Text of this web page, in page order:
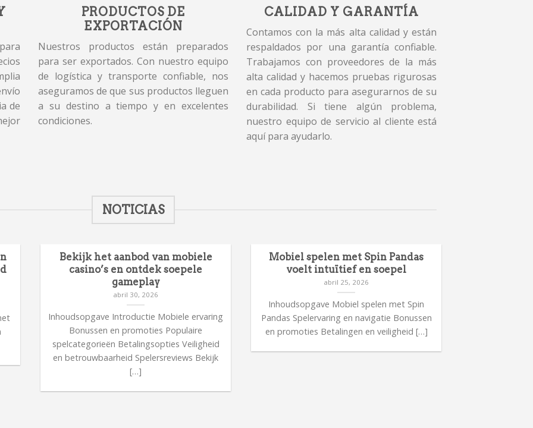
de
PRODUCTOS DE
EXPORTACIÓN
Nuestros productos están preparados
para ser exportados. Con nuestro equipo
de logística y transporte confiable, nos
aseguramos de que sus productos lleguen
a su destino a tiempo y en excelentes
condiciones.
CALIDAD Y GARANTÍA
Contamos con la más alta calidad y están
respaldados por una garantía confiable.
Trabajamos con proveedores de la más
alta calidad y hacemos pruebas rigurosas
en cada producto para asegurarnos de su
durabilidad. Si tiene algún problema,
nuestro equipo de servicio al cliente está
aquí para ayudarlo.
NOTICIAS
Bekijk het aanbod van mobiele
casino’s en ontdek soepele
gameplay
abril 30, 2026
Inhoudsopgave Introductie Mobiele ervaring
Bonussen en promoties Populaire
spelcategorieën Betalingsopties Veiligheid
en betrouwbaarheid Spelersreviews Bekijk
[…]
Mobiel spelen met Spin Pandas
voelt intuïtief en soepel
abril 25, 2026
Inhoudsopgave Mobiel spelen met Spin
Pandas Spelervaring en navigatie Bonussen
en promoties Betalingen en veiligheid […]